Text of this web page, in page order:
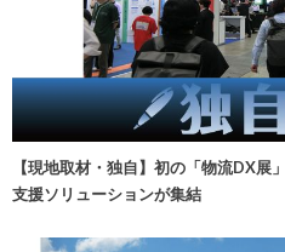
【現地取材・独自】初の「物流DX展
支援ソリューションが集結